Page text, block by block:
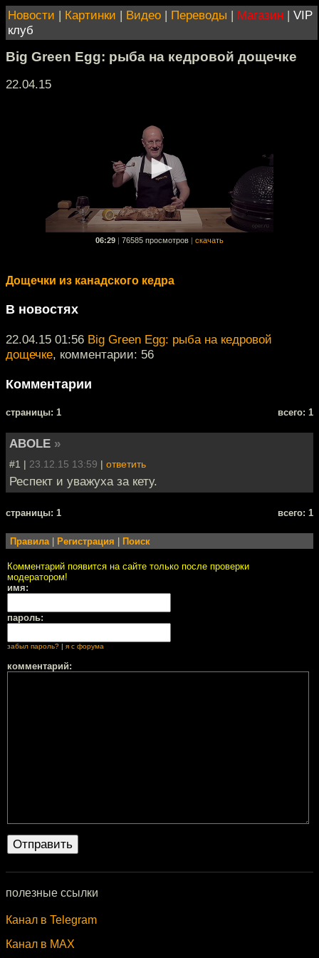
Новости | Картинки | Видео | Переводы | Магазин | VIP
клуб
Big Green Egg: рыба на кедровой дощечке
22.04.15
06:29 76585 просмотров скачать
Дощечки из канадского кедра
В новостях
22.04.15 01:56 Big Green Egg: рыба на кедровой
дощечке, комментарии: 56
Комментарии
cтраницы: 1 всего: 1
ABOLE »
#1 | 23.12.15 13:59 | ответить
Респект и уважуха за кету.
cтраницы: 1 всего: 1
Правила| Регистрация Поиск
Комментарий появится на сайте только после проверки
модератором!
имя:
пароль:
забыл пароль? я с форума
комментарий:
полезные ссылки
Канал в Telegram
Канал в MAX